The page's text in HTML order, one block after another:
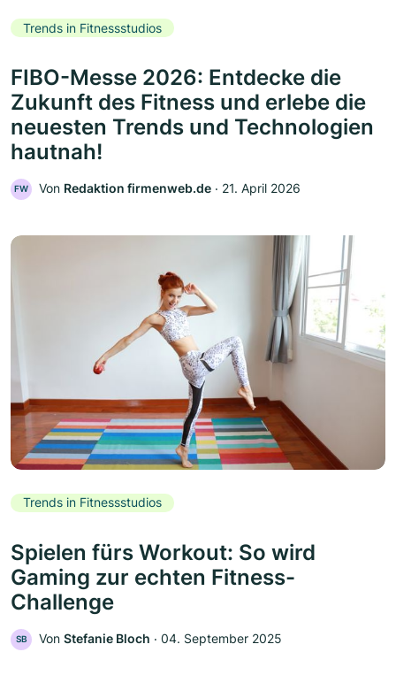
Trends in Fitnessstudios
FIBO-Messe 2026: Entdecke die
Zukunft des Fitness und erlebe die
neuesten Trends und Technologien
hautnah!
FW Von Redaktion firmenweb.de ‧ 21. April 2026
Trends in Fitnessstudios
Spielen fürs Workout: So wird
Gaming zur echten Fitness-
Challenge
SB Von Stefanie Bloch ‧ 04. September 2025